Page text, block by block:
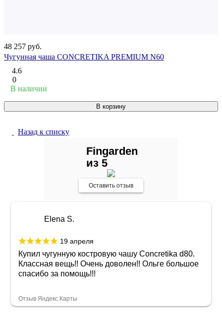
48 257 руб.
Чугунная чаша CONCRETIKA PREMIUM N60
4.6
0
В наличии
В корзину
Назад к списку
Fingarden
из 5
Оставить отзыв
Elena S.
19 апреля
Купил чугунную костровую чашу Concretika d80.
Классная вещь!! Очень доволен!! Ольге большое
спасибо за помощь!!!
Отзыв Яндекс.Карты